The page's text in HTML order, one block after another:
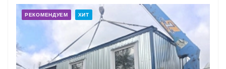
РЕКОМЕНДУЕМ ХИТ